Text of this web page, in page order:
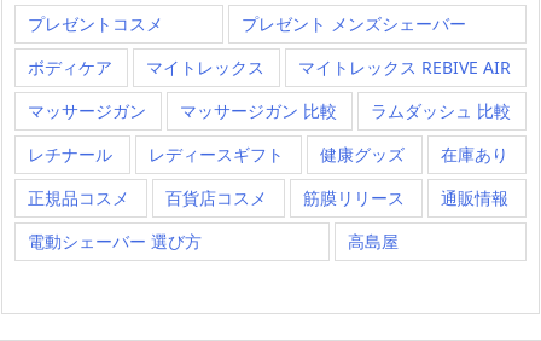
プレゼントコスメ
プレゼント メンズシェーバー
ボディケア
マイトレックス
マイトレックス REBIVE AIR
マッサージガン
マッサージガン 比較
ラムダッシュ 比較
レチナール
レディースギフト 健康グッズ
在庫あり
正規品コスメ
百貨店コスメ 筋膜リリース
通販情報
電動シェーバー 選び方
高島屋